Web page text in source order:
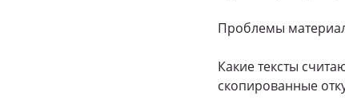
Проблемы
Какие тексты
скопированные